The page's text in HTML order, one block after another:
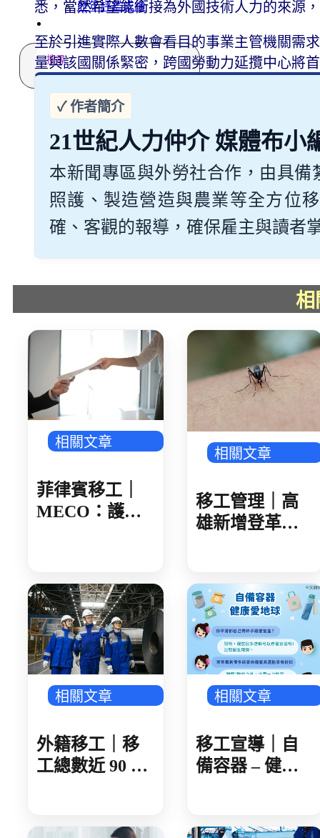
歷年評鑑成績
尋
悉，當然希望能銜接為外國技術人力的來源
至於引進實際人數會看目的事業主管機關需
量與該國關係緊密，跨國勞動力延攬中心將
21世紀人力仲介 媒體布小
本新聞專區與外勞社合作，由具
照護、製造營造與農業等全方位
確、客觀的報導，確保雇主與讀者
相
相關文章
菲律賓移工｜
MECO：護照
相關文章
移工管理｜高
雄新增登革熱
據實告知旅遊
史 遭開罰 1 萬
元
相關文章
外籍移工｜移
工總數近 90 萬
頭 金屬、機械
相關文章
移工宣導｜自
備容器 – 健康